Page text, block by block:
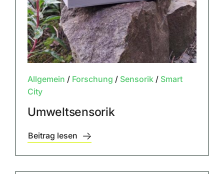
Allgemein / Forschung / Sensorik/ Smart
City
Umweltsensorik
Beitrag lesen